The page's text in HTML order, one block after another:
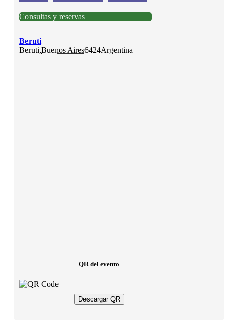
Consultas y reservas
Beruti
Beruti,Buenos Aires6424Argentina
QR del evento
Descargar QR